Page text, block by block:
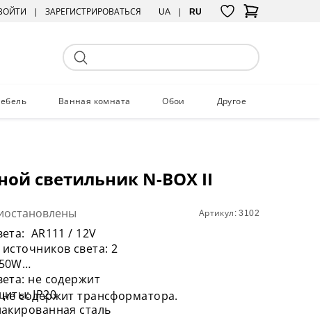
ЗАРЕГИСТРИРОВАТЬСЯ UA RU
Ванная комната Обои Другое
светильник N-BOX II
Артикул: 3102
AR111 / 12V
света: 2
не содержит
IP20
сталь
содержит трансформатора.